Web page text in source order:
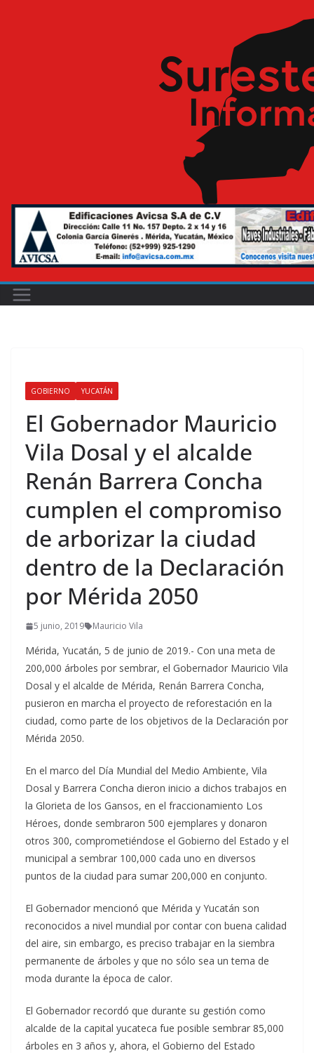
GOBIERNO YUCATÁN
El Gobernador Mauricio
Vila Dosal y el alcalde
Renán Barrera Concha
cumplen el compromiso
de arborizar la ciudad
dentro de la Declaración
por Mérida 2050
5 junio, 2019 Mauricio Vila
Mérida, Yucatán, 5 de junio de 2019.- Con una meta de
200,000 árboles por sembrar, el Gobernador Mauricio Vila
Dosal y el alcalde de Mérida, Renán Barrera Concha,
pusieron en marcha el proyecto de reforestación en la
ciudad, como parte de los objetivos de la Declaración por
Mérida 2050.
En el marco del Día Mundial del Medio Ambiente, Vila
Dosal y Barrera Concha dieron inicio a dichos trabajos en
la Glorieta de los Gansos, en el fraccionamiento Los
Héroes, donde sembraron 500 ejemplares y donaron
otros 300, comprometiéndose el Gobierno del Estado y el
municipal a sembrar 100,000 cada uno en diversos
puntos de la ciudad para sumar 200,000 en conjunto.
El Gobernador mencionó que Mérida y Yucatán son
reconocidos a nivel mundial por contar con buena calidad
del aire, sin embargo, es preciso trabajar en la siembra
permanente de árboles y que no sólo sea un tema de
moda durante la época de calor.
El Gobernador recordó que durante su gestión como
alcalde de la capital yucateca fue posible sembrar 85,000
árboles en 3 años y, ahora, el Gobierno del Estado